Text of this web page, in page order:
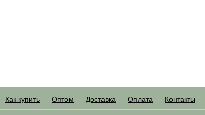
Как купить Оптом Доставка Оплата Контакты